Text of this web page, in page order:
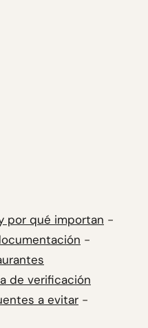
por qué importan -
-
de verificación
a evitar -